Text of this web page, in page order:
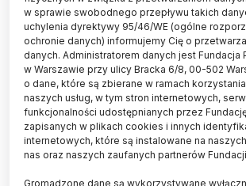
Prosty test pozwoli
zagrożenie
porodem
25.09.2012
aktualizacja: 25.09.2012
2 minuty czytania
w sprawie swobodnego przepływu takich
uchylenia dyrektywy 95/46/WE (ogólne
ochronie danych) informujemy Cię o
danych. Administratorem danych jest Fundacja
w Warszawie przy ulicy Bracka 6/8, 00-502
o dane, które są zbierane w ramach
naszych usług, w tym stron internetowych,
funkcjonalności udostępnianych przez Fundację
zapisanych w plikach cookies i innych
internetowych, które są instalowane na
nas oraz naszych zaufanych partnerów Fundacji
Gromadzone dane są wykorzystywane